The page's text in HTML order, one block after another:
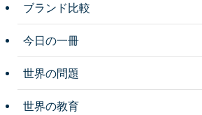
ブランド比較
今日の一冊
世界の問題
世界の教育